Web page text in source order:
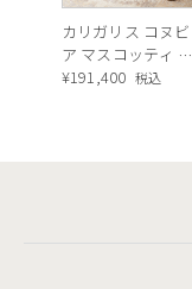
カリガリス コヌビ
ア マスコッティ 伸
長・昇降式テーブ
¥191,400 税込